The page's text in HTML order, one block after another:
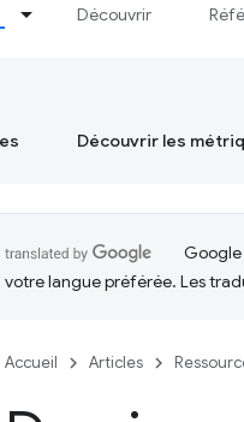
Découvrir
Découvrir les
Google
votre langue préférée. Les
Accueil Articles